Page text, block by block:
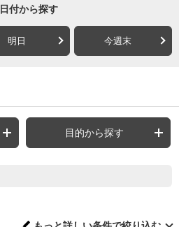
日付から探す
明日 今週末
目的から探す